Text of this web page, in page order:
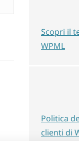
Scopri il
WPML
Politica
clienti di